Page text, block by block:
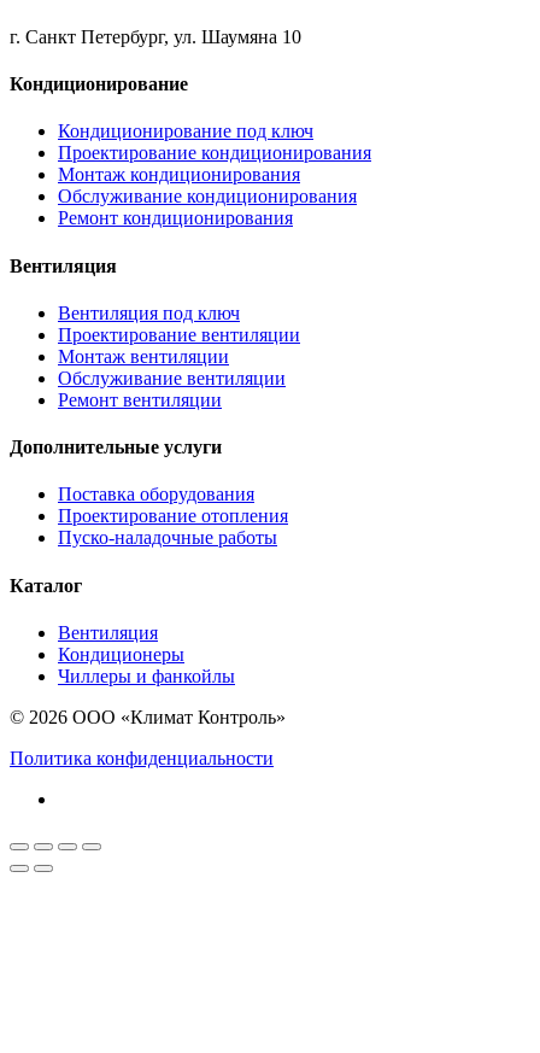
г. Санкт Петербург, ул. Шаумяна 10
Кондиционирование
Кондиционирование под ключ
Проектирование кондиционирования
Монтаж кондиционирования
Обслуживание кондиционирования
Ремонт кондиционирования
Вентиляция
Вентиляция под ключ
Проектирование вентиляции
Монтаж вентиляции
Обслуживание вентиляции
Ремонт вентиляции
Дополнительные услуги
Поставка оборудования
Проектирование отопления
Пуско-наладочные работы
Каталог
Вентиляция
Кондиционеры
Чиллеры и фанкойлы
© 2026 ООО «Климат Контроль»
Политика конфиденциальности